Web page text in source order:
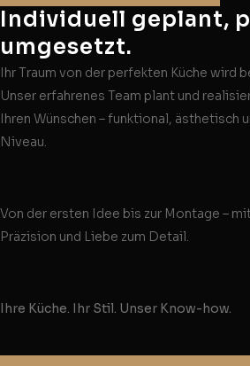
Individuell geplant,
umgesetzt.
Ihr Traum von der perfekten Küche wird
Unser erfahrenes Team plant und
Ihren Wünschen – funktional, ästhetisch
Niveau.
Von der ersten Idee bis zur Montage –
Präzision und Liebe zum Detail.
Ihre Küche. Ihr Stil. Unser Know-how.